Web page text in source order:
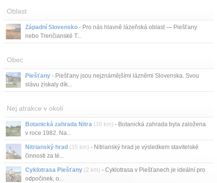
Oblast
Západní Slovensko - Pro nás hlavně lázeňská oblast — Piešťany
nebo Trenčianské T...
Obec
Piešťany - Piešťany jsou nejznámějšími lázněmi Slovenska. Svou
slávu získaly dík...
Nej atrakce v okolí
Botanická zahrada Nitra (36 km) - Botanická zahrada byla založena
v roce 1982. Na...
Nitrianský hrad (35 km) - Nitrianský hrad je výsledkem stavitelské
činnosti za té...
Cyklotrasa Piešťany (2 km) - Cyklotrasa v Piešťanech je ideální pro
odpočinek, o...